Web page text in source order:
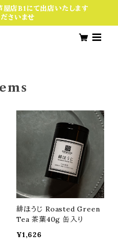
店B1にて出店いたします
さいませ
緋ほうじ Roasted Green
Tea 茶葉40g 缶入り
¥1,626